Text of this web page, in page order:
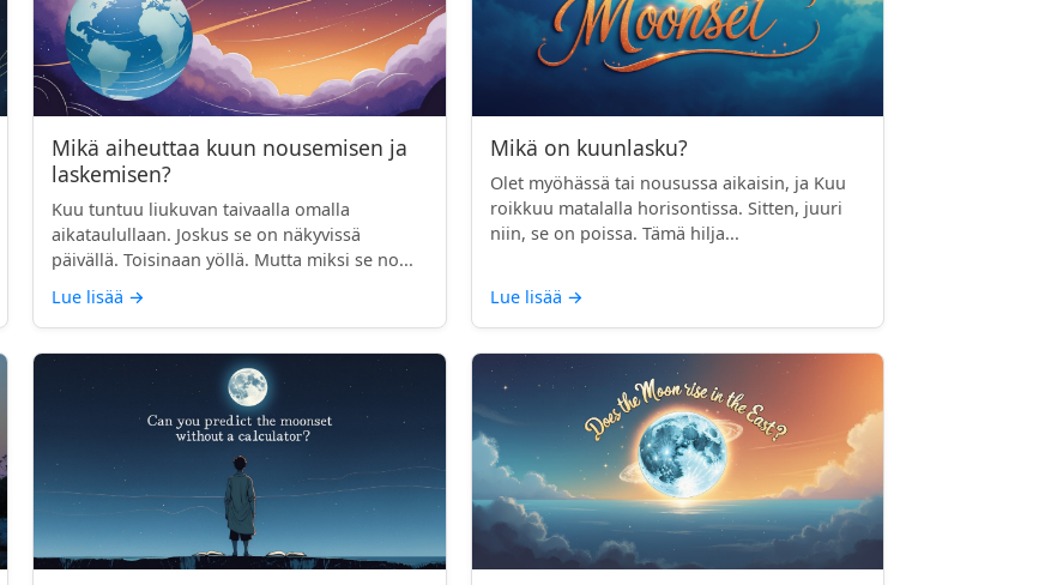
Mikä aiheuttaa kuun nousemisen ja
laskemisen?
Kuu tuntuu liukuvan taivaalla omalla
aikataulullaan. Joskus se on näkyvissä
päivällä. Toisinaan yöllä. Mutta miksi se no...
Lue lisää →
Mikä on kuunlasku?
Olet myöhässä tai nousussa aikaisin, ja Kuu
roikkuu matalalla horisontissa. Sitten, juuri
niin, se on poissa. Tämä hilja...
Lue lisää →